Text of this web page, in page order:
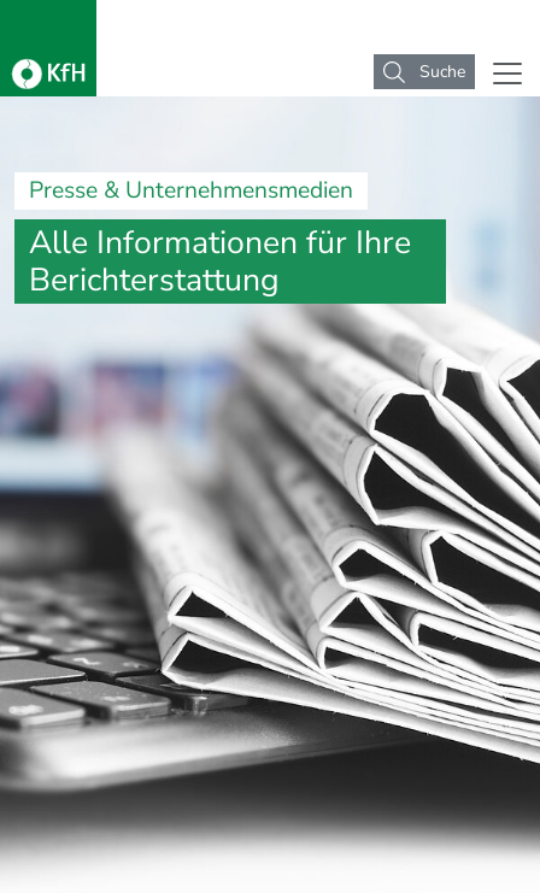
Suche
Presse & Unternehmensmedien
Alle Informationen für Ihre
Berichterstattung